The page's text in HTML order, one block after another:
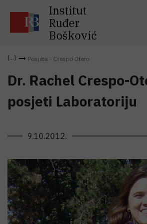
Institut
Ruđer
Bošković
Posjeta - Crespo Otero
Dr. Rachel Crespo-
posjeti Laboratoriju
9.10.2012.